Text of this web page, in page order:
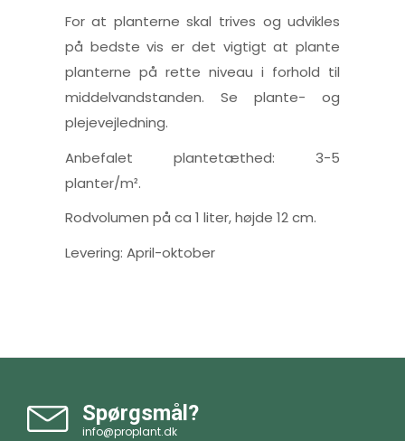
For at planterne skal trives og udvikles
på bedste vis er det vigtigt at plante
planterne på rette niveau i forhold til
middelvandstanden. Se plante- og
plejevejledning.
Anbefalet plantetæthed: 3-5
planter/m².
Rodvolumen på ca 1 liter, højde 12 cm.
Levering: April-oktober
Spørgsmål?
info@proplant.dk